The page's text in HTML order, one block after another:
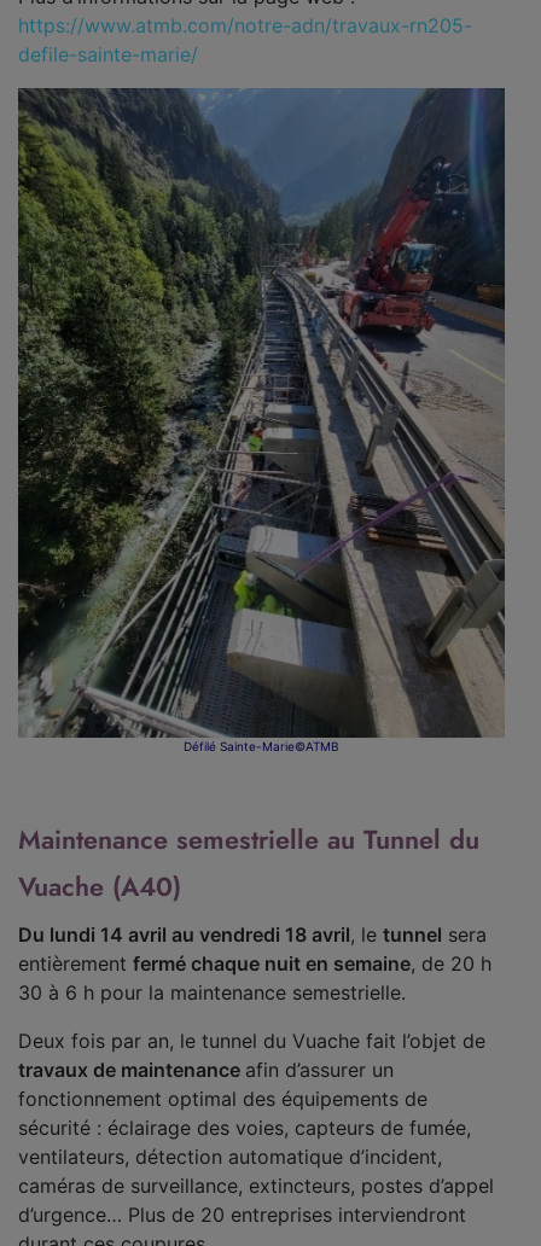
https://www.atmb.com/notre-adn/travaux-rn205-
defile-sainte-marie/
Défilé Sainte-Marie©ATMB
Maintenance semestrielle au Tunnel du
Vuache (A40)
Du lundi 14 avril au vendredi 18 avril, le tunnel sera
entièrement fermé chaque nuit en semaine, de 20 h
30 à 6 h pour la maintenance semestrielle.
Deux fois par an, le tunnel du Vuache fait l’objet de
travaux de maintenance afin d’assurer un
fonctionnement optimal des équipements de
sécurité : éclairage des voies, capteurs de fumée,
ventilateurs, détection automatique d’incident,
caméras de surveillance, extincteurs, postes d’appel
d’urgence… Plus de 20 entreprises interviendront